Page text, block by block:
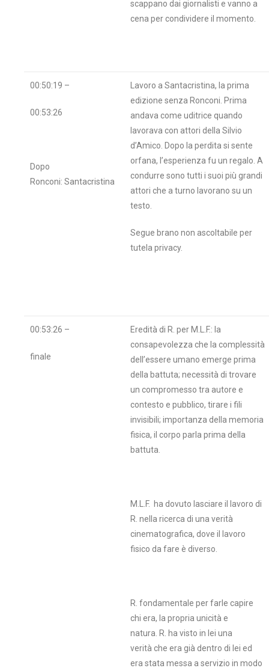
scappano dai giornalisti e vanno a
cena per condividere il momento.
00:50:19 –
00:53:26
Dopo
Ronconi: Santacristina
Lavoro a Santacristina, la prima
edizione senza Ronconi. Prima
andava come uditrice quando
lavorava con attori della Silvio
d’Amico. Dopo la perdita si sente
orfana, l’esperienza fu un regalo. A
condurre sono tutti i suoi più grandi
attori che a turno lavorano su un
testo.
Segue brano non ascoltabile per
tutela privacy.
00:53:26 –
finale
Eredità di R. per M.L.F.: la
consapevolezza che la complessità
dell’essere umano emerge prima
della battuta; necessità di trovare
un compromesso tra autore e
contesto e pubblico, tirare i fili
invisibili; importanza della memoria
fisica, il corpo parla prima della
battuta.
M.L.F. ha dovuto lasciare il lavoro di
R. nella ricerca di una verità
cinematografica, dove il lavoro
fisico da fare è diverso.
R. fondamentale per farle capire
chi era, la propria unicità e
natura. R. ha visto in lei una
verità che era già dentro di lei ed
era stata messa a servizio in modo